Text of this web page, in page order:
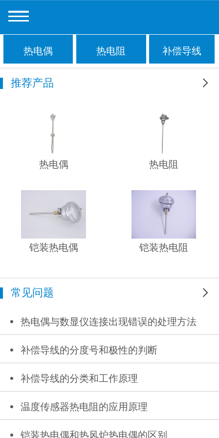
热电偶 热电阻 补偿导线
推荐产品
热电偶 热电阻
铠装热电偶 铠装热电阻
常见问题
热电偶与数显仪连接出现错误的处理方法
补偿导线的分度号和极性的判断
补偿导线的分类和工作原理
温度传感器热电阻的应用原理
铠装热电偶和热风炉热电偶的区别